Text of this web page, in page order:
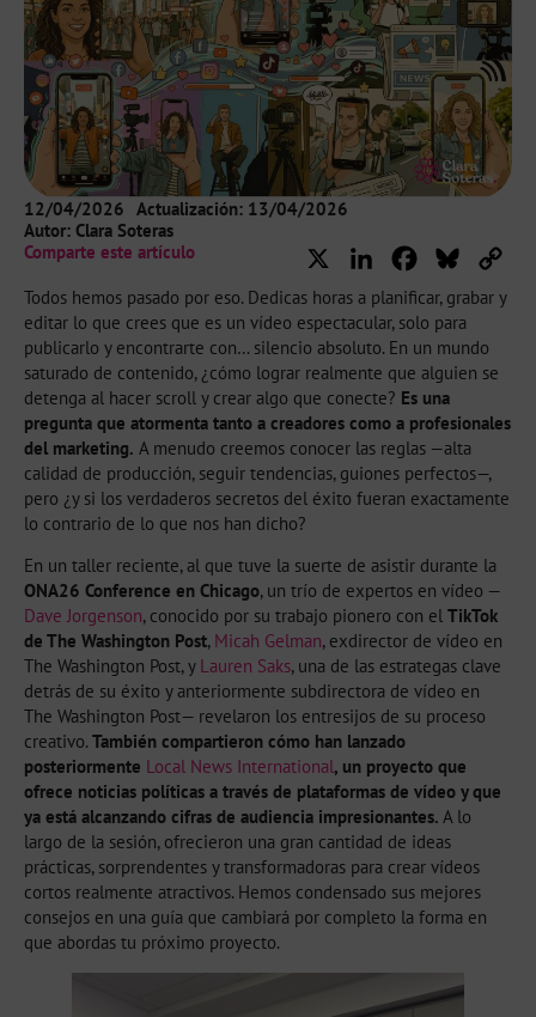
12/04/2026 Actualización: 13/04/2026
Autor: Clara Soteras
Comparte este artículo
LinkedInFacebook
Bluesky
Todos hemos pasado por eso. Dedicas horas a planificar, grabar y
editar lo que crees que es un vídeo espectacular, solo para
publicarlo y encontrarte con… silencio absoluto. En un mundo
saturado de contenido, ¿cómo lograr realmente que alguien se
detenga al hacer scroll y crear algo que conecte? Es una
pregunta que atormenta tanto a creadores como a profesionales
del marketing. A menudo creemos conocer las reglas —alta
calidad de producción, seguir tendencias, guiones perfectos—,
pero ¿y si los verdaderos secretos del éxito fueran exactamente
lo contrario de lo que nos han dicho?
En un taller reciente, al que tuve la suerte de asistir durante la
ONA26 Conference en Chicago, un trío de expertos en vídeo —
Dave Jorgenson, conocido por su trabajo pionero con el TikTok
de The Washington Post, Micah Gelman, exdirector de vídeo en
The Washington Post, y Lauren Saks, una de las estrategas clave
detrás de su éxito y anteriormente subdirectora de vídeo en
The Washington Post— revelaron los entresijos de su proceso
creativo. También compartieron cómo han lanzado
posteriormente Local News International, un proyecto que
ofrece noticias políticas a través de plataformas de vídeo y que
ya está alcanzando cifras de audiencia impresionantes. A lo
largo de la sesión, ofrecieron una gran cantidad de ideas
prácticas, sorprendentes y transformadoras para crear vídeos
cortos realmente atractivos. Hemos condensado sus mejores
consejos en una guía que cambiará por completo la forma en
que abordas tu próximo proyecto.